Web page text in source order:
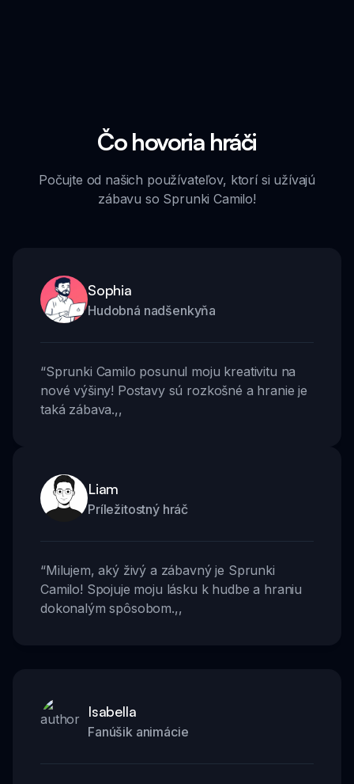
Čo hovoria hráči
Počujte od našich používateľov, ktorí si užívajú
zábavu so Sprunki Camilo!
Sophia
Hudobná nadšenkyňa
“Sprunki Camilo posunul moju kreativitu na
nové výšiny! Postavy sú rozkošné a hranie je
taká zábava.,,
Liam
Príležitostný hráč
“Milujem, aký živý a zábavný je Sprunki
Camilo! Spojuje moju lásku k hudbe a hraniu
dokonalým spôsobom.,,
Isabella
Fanúšik animácie